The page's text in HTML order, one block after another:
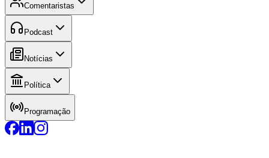
Comentaristas
Podcast
Notícias
Política
Programação